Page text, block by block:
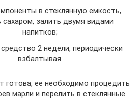
в стеклянную емкость,
сахаром, залить двумя видами
напитков;
2 недели, периодически
взбалтывая.
готова, ее необходимо процедить
марли и перелить в стеклянные